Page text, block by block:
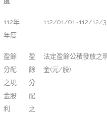
112年
年度
112/01/01~112/12/
盈餘
分配
之現
金股
利
盈
餘
分
配
之
法定盈餘公積發放之
金(元/股)